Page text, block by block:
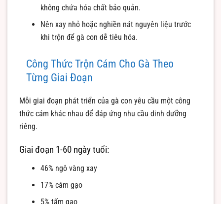
không chứa hóa chất bảo quản.
Nên xay nhỏ hoặc nghiền nát nguyên liệu trước
khi trộn để gà con dễ tiêu hóa.
Công Thức Trộn Cám Cho Gà Theo
Từng Giai Đoạn
Mỗi giai đoạn phát triển của gà con yêu cầu một công
thức cám khác nhau để đáp ứng nhu cầu dinh dưỡng
riêng.
Giai đoạn 1-60 ngày tuổi:
46% ngô vàng xay
17% cám gạo
5% tấm gạo